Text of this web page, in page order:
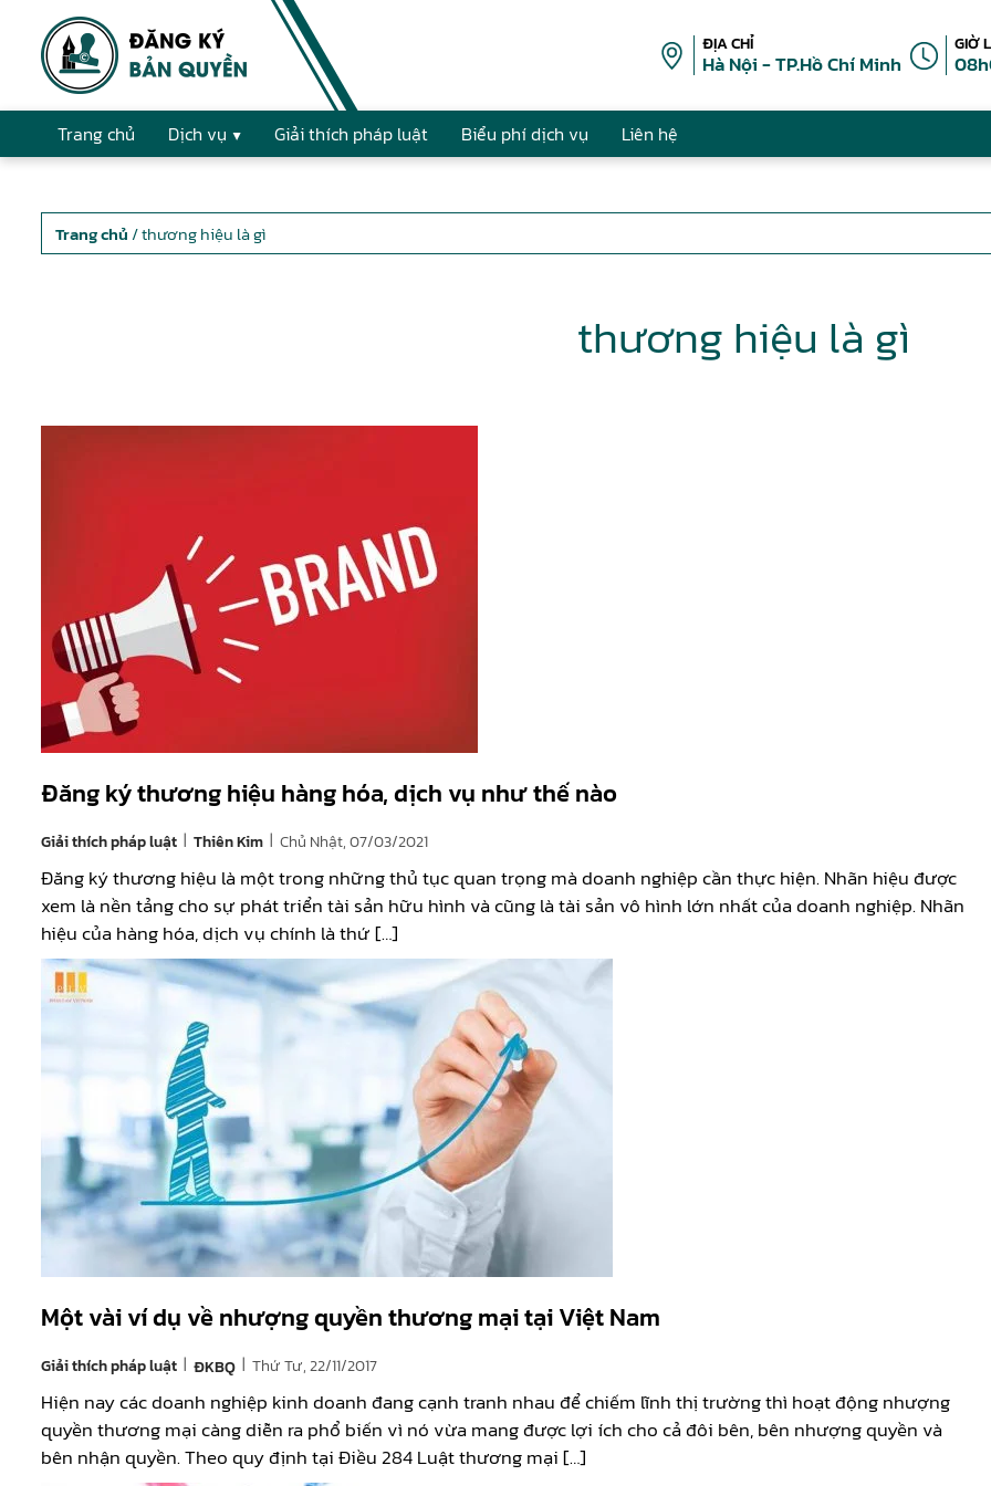
ĐỊA CHỈ
Hà Nội - TP.Hồ Chí Minh
GIỜ
Trang chủ Dịch vụ Giải thích pháp luật Biểu phí dịch vụ Liên hệ
Trang chủ / thương hiệu là gì
thương hiệu là gì
Đăng ký thương hiệu hàng hóa, dịch vụ như thế nào
Giải thích pháp luật | Thiên Kim | Chủ Nhật, 07/03/2021
Đăng ký thương hiệu là một trong những thủ tục quan trọng mà doanh nghiệp cần thực hiện. Nhãn hiệu được
xem là nền tảng cho sự phát triển tài sản hữu hình và cũng là tài sản vô hình lớn nhất của doanh nghiệp. Nhãn
hiệu của hàng hóa, dịch vụ chính là thứ […]
Một vài ví dụ về nhượng quyền thương mại tại Việt Nam
Giải thích pháp luật | ĐKBQ | Thứ Tư, 22/11/2017
Hiện nay các doanh nghiệp kinh doanh đang cạnh tranh nhau để chiếm lĩnh thị trường thì hoạt động nhượng
quyền thương mại càng diễn ra phổ biến vì nó vừa mang được lợi ích cho cả đôi bên, bên nhượng quyền và
bên nhận quyền. Theo quy định tại Điều 284 Luật thương mại […]